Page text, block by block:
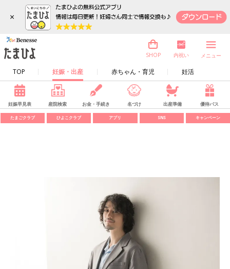
×
TOP 妊娠・出産 赤ちゃん・育児 妊活
SHOP 内祝い メニュー
妊娠早見表 産院検索 お金・手続き 名づけ 出産準備 優待パス
たまごクラブ ひよこクラブ アプリ SNS キャンペーン